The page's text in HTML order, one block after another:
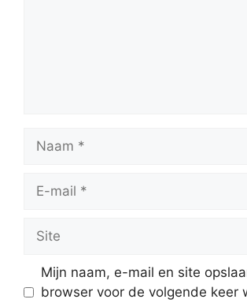
Naam
Site
Mijn naam, e-mail en site
browser voor de volgende keer